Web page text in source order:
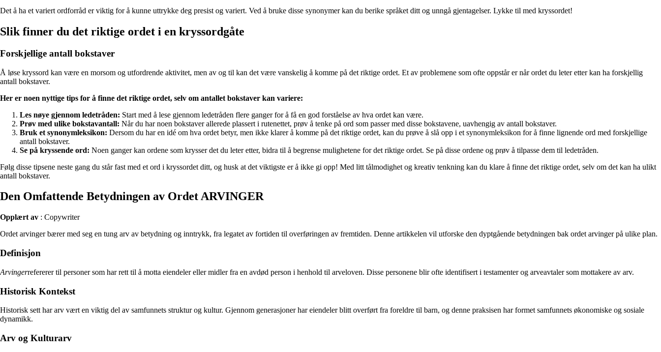
Det å ha et variert ordforråd er viktig for å kunne uttrykke deg presist og variert. Ved å bruke disse synonymer kan du berike språket ditt og unngå gjentagelser. Lykke til med kryssordet!
Slik finner du det riktige ordet i en kryssordgåte
Forskjellige antall bokstaver
Å løse kryssord kan være en morsom og utfordrende aktivitet, men av og til kan det være vanskelig å komme på det riktige ordet. Et av problemene som ofte oppstår er når ordet du leter etter kan ha forskjellig
antall bokstaver.
Her er noen nyttige tips for å finne det riktige ordet, selv om antallet bokstaver kan variere:
Les nøye gjennom ledetråden: Start med å lese gjennom ledetråden flere ganger for å få en god forståelse av hva ordet kan være.
Prøv med ulike bokstavantall: Når du har noen bokstaver allerede plassert i rutenettet, prøv å tenke på ord som passer med disse bokstavene, uavhengig av antall bokstaver.
Bruk et synonymleksikon: Dersom du har en idé om hva ordet betyr, men ikke klarer å komme på det riktige ordet, kan du prøve å slå opp i et synonymleksikon for å finne lignende ord med forskjellige
antall bokstaver.
Se på kryssende ord: Noen ganger kan ordene som krysser det du leter etter, bidra til å begrense mulighetene for det riktige ordet. Se på disse ordene og prøv å tilpasse dem til ledetråden.
Følg disse tipsene neste gang du står fast med et ord i kryssordet ditt, og husk at det viktigste er å ikke gi opp! Med litt tålmodighet og kreativ tenkning kan du klare å finne det riktige ordet, selv om det kan ha ulikt
antall bokstaver.
Den Omfattende Betydningen av Ordet ARVINGER
Opplært av : Copywriter
Ordet arvinger bærer med seg en tung arv av betydning og inntrykk, fra legatet av fortiden til overføringen av fremtiden. Denne artikkelen vil utforske den dyptgående betydningen bak ordet arvinger på ulike plan.
Definisjon
Arvingerrefererer til personer som har rett til å motta eiendeler eller midler fra en avdød person i henhold til arveloven. Disse personene blir ofte identifisert i testamenter og arveavtaler som mottakere av arv.
Historisk Kontekst
Historisk sett har arv vært en viktig del av samfunnets struktur og kultur. Gjennom generasjoner har eiendeler blitt overført fra foreldre til barn, og denne praksisen har formet samfunnets økonomiske og sosiale
dynamikk.
Arv og Kulturarv